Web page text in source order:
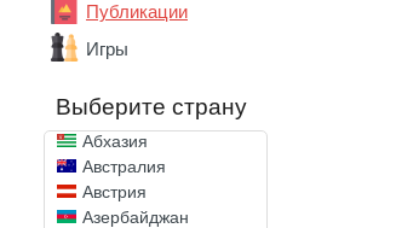
Публикации
Игры
Выберите страну
Абхазия
Австралия
Австрия
Азербайджан